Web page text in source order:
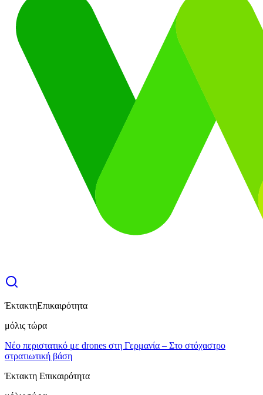
ΈκτακτηΕπικαιρότητα
μόλις τώρα
Νέο περιστατικό με drones στη Γερμανία – Στο στόχαστρο
στρατιωτική βάση
Έκτακτη Επικαιρότητα